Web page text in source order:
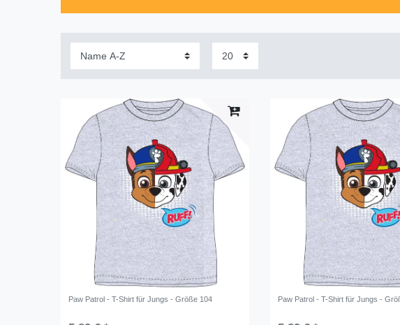
Paw Patrol - T-Shirt für Jungs - Größe 104 Paw Patrol - T-Shirt für Jungs -